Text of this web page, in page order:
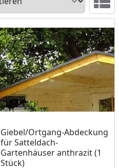
Giebel/Ortgang-Abdeckung
für Satteldach-
Gartenhäuser anthrazit (1
Stück)